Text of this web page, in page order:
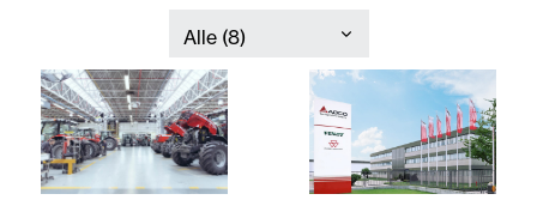
Frankrike
Italia